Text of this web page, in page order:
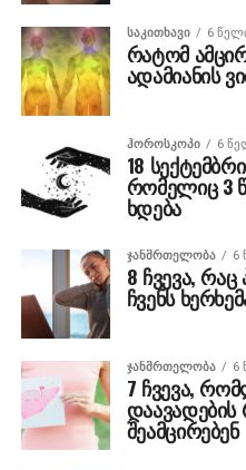
ᲡᲐᲙᲘᲗᲮᲐᲕᲘ 6
რატომ
ადამიანის
ᲰᲝᲠᲝᲡᲙᲝᲞᲘ 6
18
რომელიც 3
ხდება
ᲯᲐᲜᲛᲠᲗᲔᲚᲝᲑᲐ 6
8 ჩვევა,
ჩვენს
ᲯᲐᲜᲛᲠᲗᲔᲚᲝᲑᲐ 6
7 ჩვევა,
დაავადების
შეამცირებენ